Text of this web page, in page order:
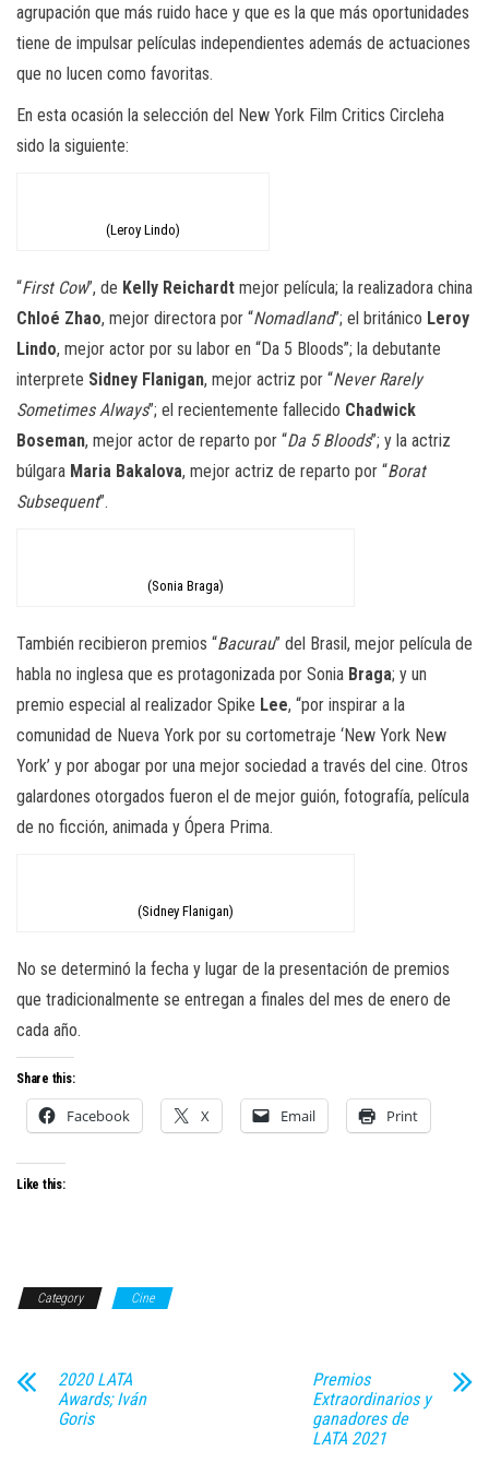
agrupación que más ruido hace y que es la que más oportunidades
tiene de impulsar películas independientes además de actuaciones
que no lucen como favoritas.
En esta ocasión la selección del New York Film Critics Circleha
sido la siguiente:
(Leroy Lindo)
“First Cow”, de Kelly Reichardt mejor película; la realizadora china
Chloé Zhao, mejor directora por “Nomadland”; el británico Leroy
Lindo, mejor actor por su labor en “Da 5 Bloods”; la debutante
interprete Sidney Flanigan, mejor actriz por “Never Rarely
Sometimes Always”; el recientemente fallecido Chadwick
Boseman, mejor actor de reparto por “Da 5Bloods”; y la actriz
búlgara Maria Bakalova, mejor actriz de reparto por “Borat
Subsequent”.
(Sonia Braga)
También recibieron premios “Bacurau” del Brasil, mejor película de
habla no inglesa que es protagonizada por Sonia Braga; y un
premio especial al realizador Spike Lee, “por inspirar a la
comunidad de Nueva York por su cortometraje ‘New York New
York’ y por abogar por una mejor sociedad a través del cine. Otros
galardones otorgados fueron el de mejor guión, fotografía, película
de no ficción, animada y Ópera Prima.
(Sidney Flanigan)
No se determinó la fecha y lugar de la presentación de premios
que tradicionalmente se entregan a finales del mes de enero de
cada año.
Share this:
Facebook X Email Print
Like this:
Category Cine
2020 LATA
Awards; Iván
Goris
Premios
Extraordinarios y
ganadores de
LATA 2021